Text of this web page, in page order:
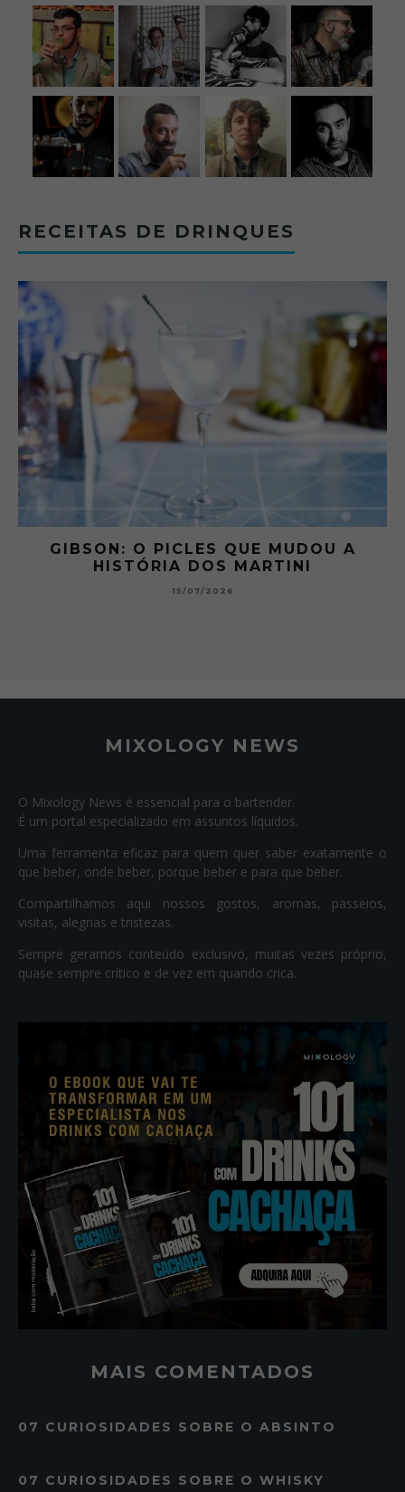
RECEITAS DE DRINQUES
GIBSON: O PICLES QUE MUDOU A
HISTÓRIA DOS MARTINI
15/07/2026
MIXOLOGY NEWS
O Mixology News é essencial para o bartender.
É um portal especializado em assuntos líquidos.
Uma ferramenta eficaz para quem quer saber exatamente o
que beber, onde beber, porque beber e para que beber.
Compartilhamos aqui nossos gostos, aromas, passeios,
visitas, alegrias e tristezas.
Sempre geramos conteúdo exclusivo, muitas vezes próprio,
quase sempre crítico e de vez em quando crica.
MAIS COMENTADOS
07 CURIOSIDADES SOBRE O ABSINTO
07 CURIOSIDADES SOBRE O WHISKY